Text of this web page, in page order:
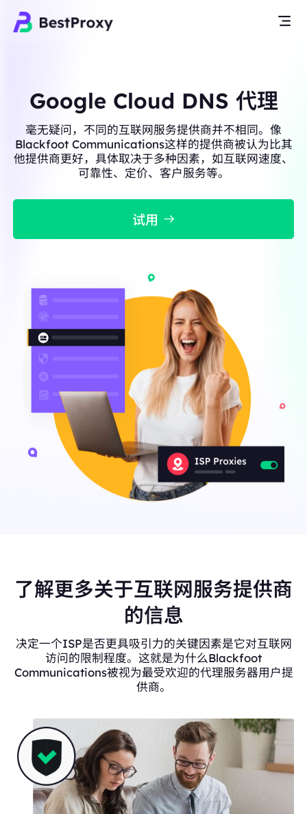
Google Cloud DNS 代理
毫无疑问，不同的互联网服务提供商并不相同。像
Blackfoot Communications这样的提供商被认为比其
他提供商更好，具体取决于多种因素，如互联网速度、
可靠性、定价、客户服务等。
试用
了解更多关于互联网服务提供商
的信息
决定一个ISP是否更具吸引力的关键因素是它对互联网
访问的限制程度。这就是为什么Blackfoot
Communications被视为最受欢迎的代理服务器用户提
供商。